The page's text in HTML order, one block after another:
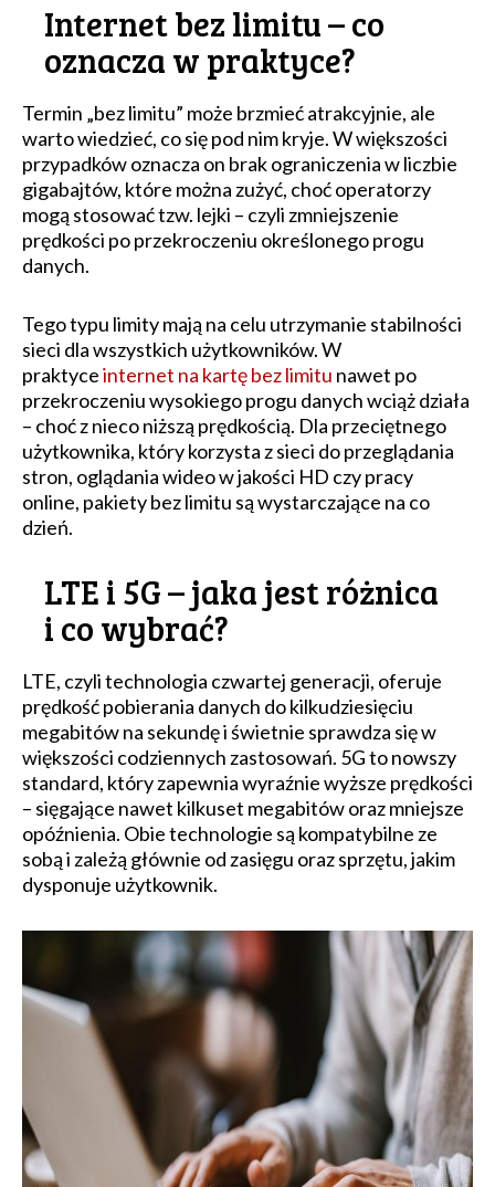
Internet bez limitu – co
oznacza w praktyce?
Termin „bez limitu” może brzmieć atrakcyjnie, ale
warto wiedzieć, co się pod nim kryje. W większości
przypadków oznacza on brak ograniczenia w liczbie
gigabajtów, które można zużyć, choć operatorzy
mogą stosować tzw. lejki – czyli zmniejszenie
prędkości po przekroczeniu określonego progu
danych.
Tego typu limity mają na celu utrzymanie stabilności
sieci dla wszystkich użytkowników. W
praktyceinternet na kartę bez limitu nawet po
przekroczeniu wysokiego progu danych wciąż działa
– choć z nieco niższą prędkością. Dla przeciętnego
użytkownika, który korzysta z sieci do przeglądania
stron, oglądania wideo w jakości HD czy pracy
online, pakiety bez limitu są wystarczające na co
dzień.
LTE i 5G – jaka jest różnica
i co wybrać?
LTE, czyli technologia czwartej generacji, oferuje
prędkość pobierania danych do kilkudziesięciu
megabitów na sekundę i świetnie sprawdza się w
większości codziennych zastosowań. 5G to nowszy
standard, który zapewnia wyraźnie wyższe prędkości
– sięgające nawet kilkuset megabitów oraz mniejsze
opóźnienia. Obie technologie są kompatybilne ze
sobą i zależą głównie od zasięgu oraz sprzętu, jakim
dysponuje użytkownik.